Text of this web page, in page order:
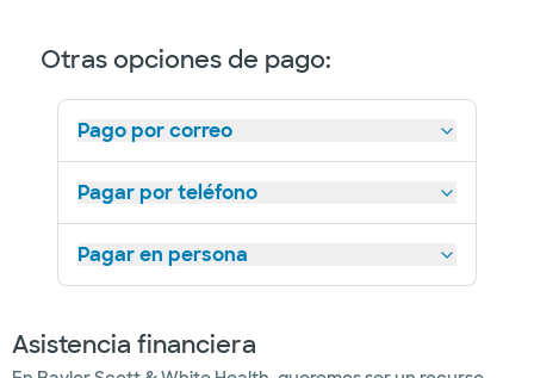
Otras opciones de pago:
Pago por correo
Pagar por teléfono
Pagar en persona
Asistencia financiera